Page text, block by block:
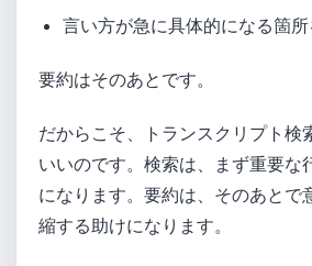
言い方が急に具体的になる箇
要約はそのあとです。
だからこそ、トランスクリプト検
いいのです。検索は、まず重要な
になります。要約は、そのあとで
縮する助けになります。